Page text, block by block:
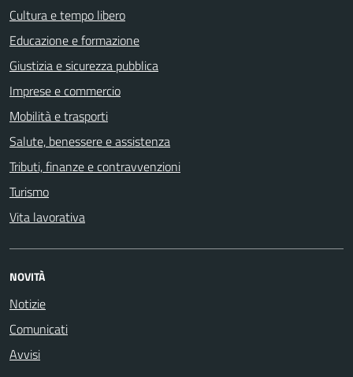
Cultura e tempo libero
Educazione e formazione
Giustizia e sicurezza pubblica
Imprese e commercio
Mobilità e trasporti
Salute, benessere e assistenza
Tributi, finanze e contravvenzioni
Turismo
Vita lavorativa
NOVITÀ
Notizie
Comunicati
Avvisi